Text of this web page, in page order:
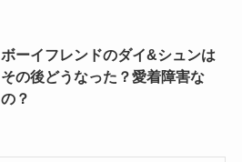
ボーイフレンドのダイ&シュンは
その後どうなった？愛着障害な
の？